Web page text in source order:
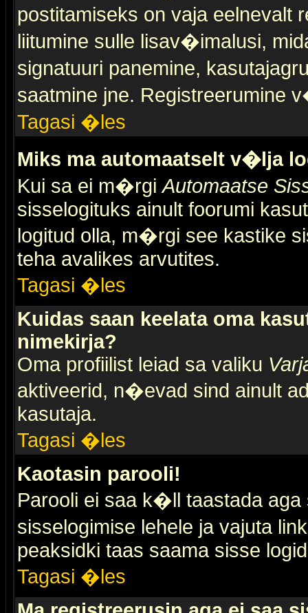
postitamiseks on vaja eelnevalt
liitumine sulle lisav�imalusi,
signatuuri panemine,
saatmine jne. Registreerumine
Tagasi �les
Miks ma automaatselt v�lja
Kui sa ei m�rgiAutomaatse
sisselogituks ainult foorumi
logitud olla, m�rgi see kastike
teha avalikes arvutites.
Tagasi �les
Kuidas saan keelata oma
nimekirja?
Oma profiilist leiad sa valiku
aktiveerid, n�evad sind ainult
kasutaja.
Tagasi �les
Kaotasin parooli!
Parooli ei saa k�ll taastada aga
sisselogimise lehele ja vajuta
peaksidki taas saama sisse
Tagasi �les